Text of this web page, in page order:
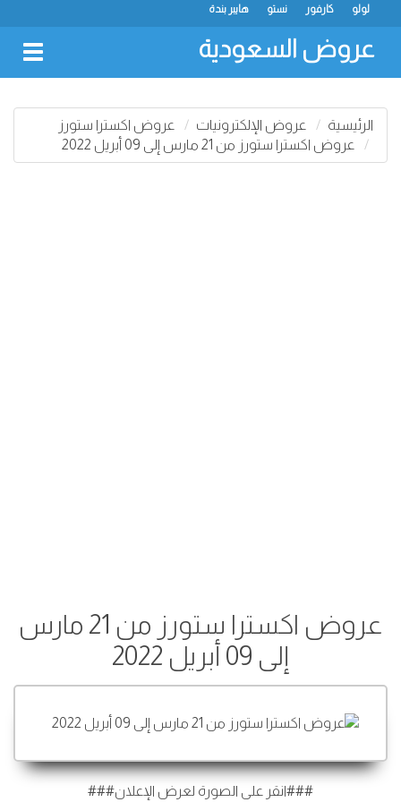
هايبر بندة نستو كارفور لولو
عروض السعودية
الرئيسية عروض الإلكترونيات
عروض اكسترا ستورز
عروض اكسترا ستورز من 21 مارس إلى 09 أبريل 2022
عروض اكسترا ستورز من 21 مارس
إلى 09 أبريل 2022
###انقر على الصورة لعرض الإعلان###